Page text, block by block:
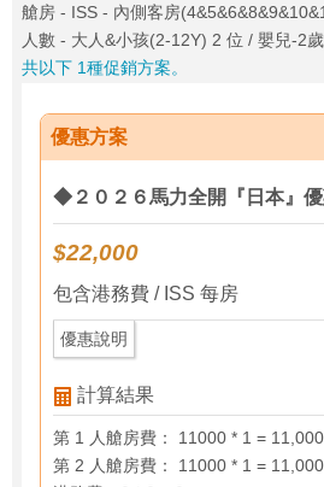
艙房 - ISS - 內側客房
人數 - 大人&小孩(2-12Y) 2 位 / 嬰兒-2
共以下 1種促銷方案。
優惠方案
◆２０２６馬力全開『日本』
$22,000
包含港務費 / ISS 每房
優惠說明
計算結果
第 1 人艙房費： 11000 * 1 = 11,000
第 2 人艙房費： 11000 * 1 = 11,000